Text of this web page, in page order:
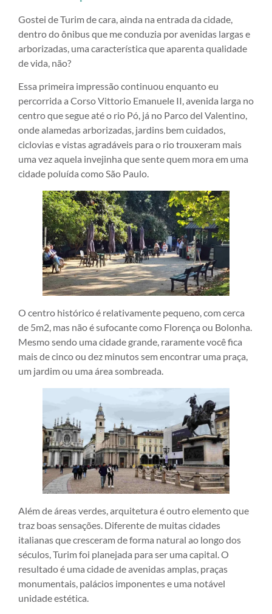
Gostei de Turim de cara, ainda na entrada da cidade,
dentro do ônibus que me conduzia por avenidas largas e
arborizadas, uma característica que aparenta qualidade
de vida, não?
Essa primeira impressão continuou enquanto eu
percorrida a Corso Vittorio Emanuele II, avenida larga no
centro que segue até o rio Pó, já no Parco del Valentino,
onde alamedas arborizadas, jardins bem cuidados,
ciclovias e vistas agradáveis para o rio trouxeram mais
uma vez aquela invejinha que sente quem mora em uma
cidade poluída como São Paulo.
O centro histórico é relativamente pequeno, com cerca
de 5m2, mas não é sufocante como Florença ou Bolonha.
Mesmo sendo uma cidade grande, raramente você fica
mais de cinco ou dez minutos sem encontrar uma praça,
um jardim ou uma área sombreada.
Além de áreas verdes, arquitetura é outro elemento que
traz boas sensações. Diferente de muitas cidades
italianas que cresceram de forma natural ao longo dos
séculos, Turim foi planejada para ser uma capital. O
resultado é uma cidade de avenidas amplas, praças
monumentais, palácios imponentes e uma notável
unidade estética.